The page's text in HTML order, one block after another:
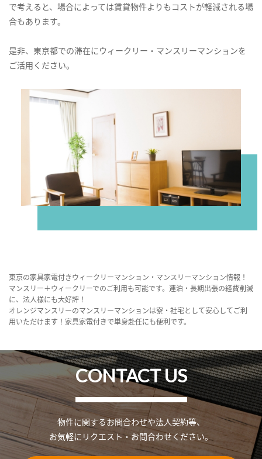
で考えると、場合によっては賃貸物件よりもコストが軽減される場
合もあります。
是非、東京都での滞在にウィークリー・マンスリーマンションを
ご活用ください。
東京の家具家電付きウィークリーマンション・マンスリーマンション情報！
マンスリー＋ウィークリーでのご利用も可能です。連泊・長期出張の経費削減
に、法人様にも大好評！
オレンジマンスリーのマンスリーマンションは寮・社宅として安心してご利
用いただけます！家具家電付きで単身赴任にも便利です。
CONTACT US
物件に関するお問合わせや法人契約等、
お気軽にリクエスト・お問合わせください。